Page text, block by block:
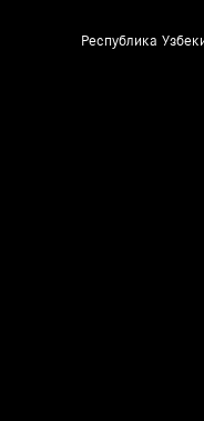
Республика